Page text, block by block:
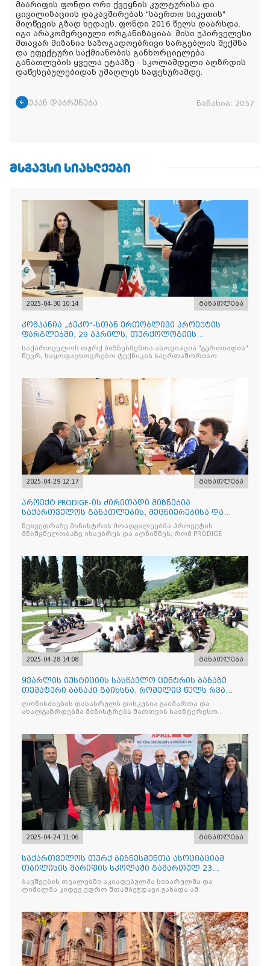
მაარიფის ფონდი ორი ქვეყნის კულტურისა და
ცივილიზაციის დაკავშირებას "საერთო სიკეთის"
მიღწევის გზად ხედავს. ფონდი 2016 წელს დაარსდა.
იგი არაკომერციული ორგანიზაციაა. მისი უპირველესი
მთავარ მიზანია საზოგადოებრივი სარგებლის შექმნა
და ეფექტური საქმიანობის განხორციელება
განათლების ყველა ეტაპზე - სკოლამდელი აღზრდის
დაწესებულებიდან უმაღლეს საფეხურამდე.
უკან დაბრუნება ნანახია: 2057
ᲛᲡᲒᲐᲕᲡᲘ ᲡᲘᲐᲮᲚᲔᲔᲑᲘ
2025-04-30 10:14 განათლება
კომპანია „ბეკო“-სთან ერთობლივი პროექტის
ფარგლებში, 29 აპრილს, თურქოლოგიის
მიმართულებისა და თბილისის
საქართველოს თურქ ბიზნესმენთა ასოციაცია "გურთიადის"
წევრ, საყოფაცხოვრებო ტექნიკის საერთაშორისო
2025-04-29 12:17 განათლება
პროექტ PRODIGE-ის ძირითადი მიზნებია:
საქართველოს განათლების, მეცნიერებისა და
ახალგაზრდობის სამინისტრ
შეხვედრაზე მინისტრის მოადგილეებმა პროექტის
მნიშვნელობაზე ისაუბრეს და აღნიშნეს, რომ PRODIGE
2025-04-28 14:08 განათლება
ყვარლის იუსტიციის სასწავლო ცენტრის ბაზაზე
თემატური ბანაკი გაიხსნა, რომელიც წელს რვა
ნაკადად ჩატარდებ
ღონისძიების დასასრულს დისკუსია გაიმართა და
ახალგაზრდებმა მინისტრებს მათთვის საინტერესო
2025-04-24 11:06 განათლება
საქართველოს თურქ ბიზნესმენთა ასოციაციამ
თბილისის მარიფის სკოლაში გამართულ 23
აპრილის ეროვნული სუვერე
ბავშვების თვალებში აკიაფებულმა სიხარულმა და
ღიმილმა კიდევ უფრო შთამბეჭდავი გახადა ამ